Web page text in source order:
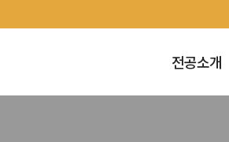
전공소개